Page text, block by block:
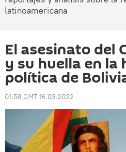
latinoamericana
El asesinato del
y su huella en la
política de
01:58 GMT 16.03.2022